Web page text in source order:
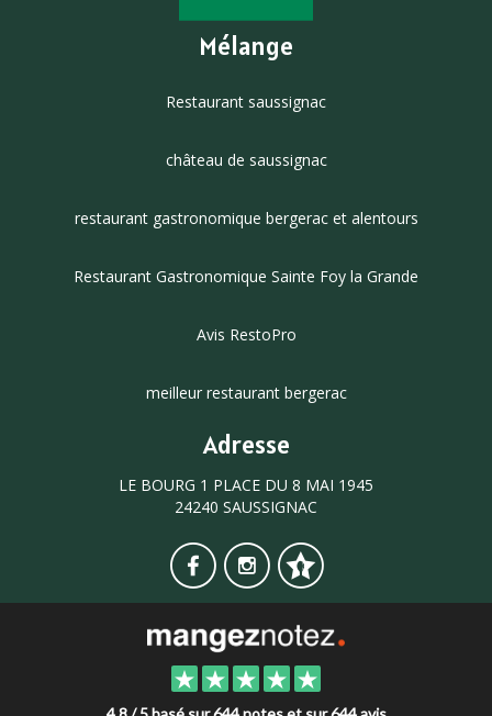
Mélange
Restaurant saussignac
château de saussignac
restaurant gastronomique bergerac et alentours
Restaurant Gastronomique Sainte Foy la Grande
Avis RestoPro
meilleur restaurant bergerac
Adresse
LE BOURG 1 PLACE DU 8 MAI 1945
24240 SAUSSIGNAC